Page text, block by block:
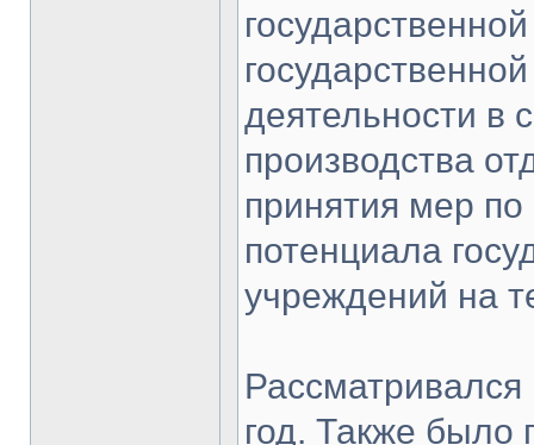
деятельности в
производства
принятия мер
потенциала
учреждений на
год. Также было